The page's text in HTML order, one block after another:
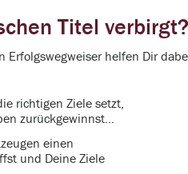
Titel verbirgt?
helfen Dir
richtigen Ziele setzt,
zurückgewinnst…
einen
und Deine Ziele